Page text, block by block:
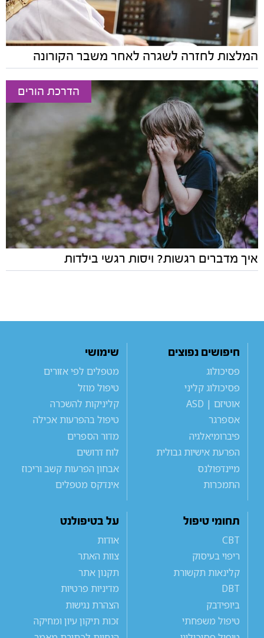
המלצות לחזרה לשגרה לאחר משבר הקורונה
הדרכת הורים
איך מדברים רגשות? ויסות רגשי בילדות
חיפושים נפוצים
פסיכולוג
פסיכולוג קליני
אוטיזם | ASD
אספרגר
פיברומיאלגיה
הפרעת אישיות גבולית
מיינדפולנס
התמכרות
שימושי
מטפלים לפי אזורים
טיפול מוזל
קליניקות להשכרה
טיפול בהפרעות אכילה
מדור הספרים
לוח דרושים
אבחון הפרעות קשב וריכוז
אינדקס מטפלים
תחומי טיפול
CBT
ריפוי בעיסוק
קלינאות תקשורת
DBT
ביופידבק
טיפול משפחתי
על בטיפולנט
אודות
צוות האתר
תקנון אתר
מדיניות פרטיות
הצהרת נגישות
זכות תיקון עיון ומחיקה